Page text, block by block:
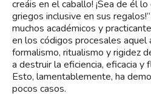
creáis en el caballo! ¡Sea de él
griegos inclusive en sus
muchos académicos y
en los códigos procesales aquel
formalismo, ritualismo y rigidez
a destruir la eficiencia, eficacia y
Esto, lamentablemente, ha
pocos casos.